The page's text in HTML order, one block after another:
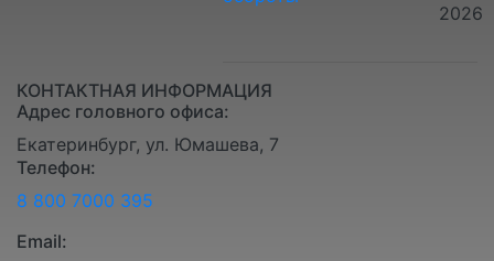
2026
КОНТАКТНАЯ ИНФОРМАЦИЯ
Адрес головного офиса:
Екатеринбург, ул. Юмашева, 7
Телефон:
8 800 7000 395
Email: